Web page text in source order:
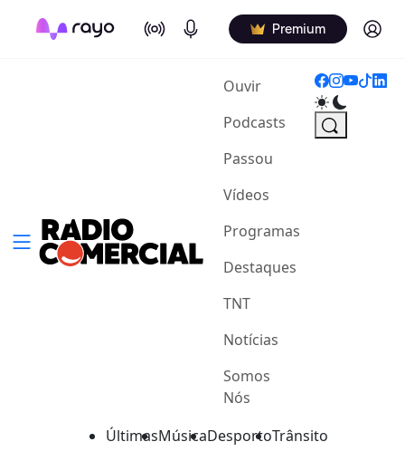
On Air Podcasts Premium Log in
Ouvir(current)
Podcasts
Passou
Vídeos
Programas
Destaques
TNT
Notícias
Somos
Nós
ÚltimasMúsicaDesportoTrânsito